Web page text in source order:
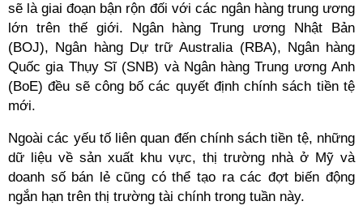
sẽ là giai đoạn bận rộn đối với các ngân hàng trung ương
lớn trên thế giới. Ngân hàng Trung ương Nhật Bản
(BOJ), Ngân hàng Dự trữ Australia (RBA), Ngân hàng
Quốc gia Thụy Sĩ (SNB) và Ngân hàng Trung ương Anh
(BoE) đều sẽ công bố các quyết định chính sách tiền tệ
mới.
Ngoài các yếu tố liên quan đến chính sách tiền tệ, những
dữ liệu về sản xuất khu vực, thị trường nhà ở Mỹ và
doanh số bán lẻ cũng có thể tạo ra các đợt biến động
ngắn hạn trên thị trường tài chính trong tuần này.